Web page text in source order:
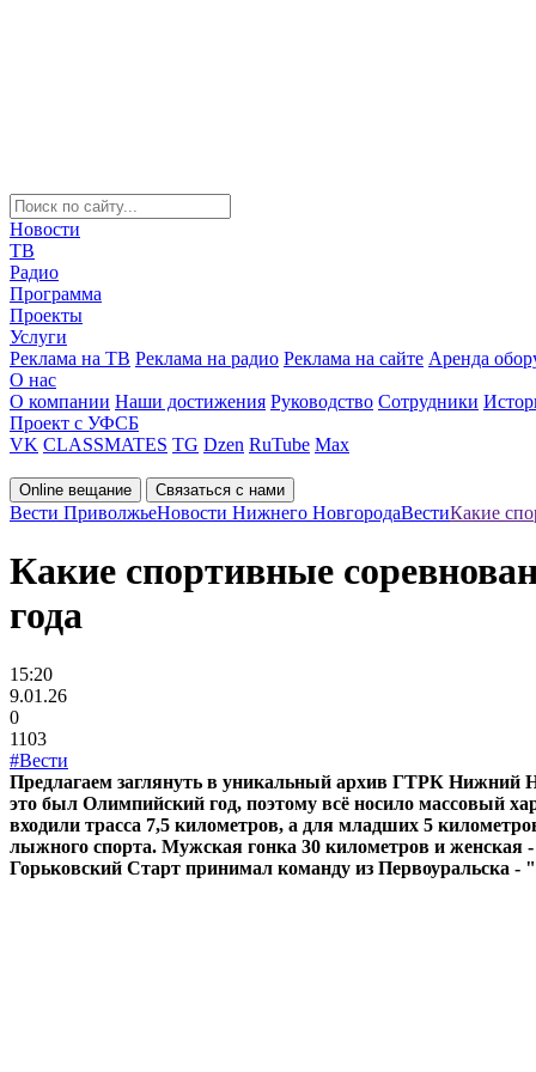
Новости
ТВ
Радио
Программа
Проекты
Услуги
Реклама на ТВ Реклама на радио Реклама на сайте Аренда
О нас
О компании Наши достижения Руководство Сотрудники
Проект с УФСБ
VK CLASSMATES TG Dzen RuTube Max
Online вещание Связаться с нами
Вести ПриволжьеНовости Нижнего НовгородаВестиКакие
Какие спортивные
года
15:20
9.01.26
0
1103
#Вести
Предлагаем заглянуть в уникальный архив ГТРК Нижний
это был Олимпийский год, поэтому всё носило массовый
входили трасса 7,5 километров, а для младших 5
лыжного спорта. Мужская гонка 30 километров и женская
Горьковский Старт принимал команду из Первоуральска